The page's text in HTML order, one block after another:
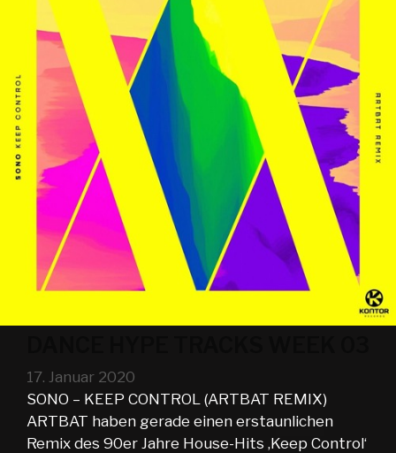
17. Januar 2020
SONO – KEEP CONTROL (ARTBAT REMIX)
ARTBAT haben gerade einen erstaunlichen
Remix des 90er Jahre House-Hits ‚Keep Control‘